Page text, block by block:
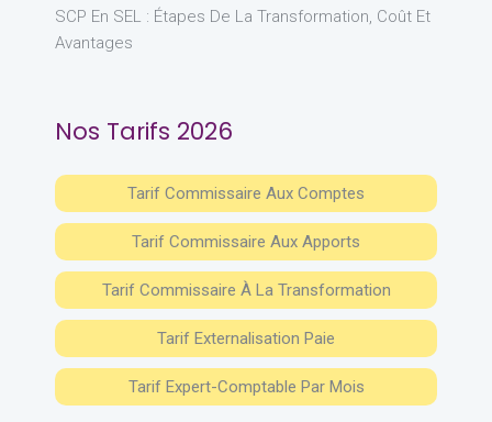
SCP En SEL : Étapes De La Transformation, Coût Et
Avantages
Nos Tarifs 2026
Tarif Commissaire Aux Comptes
Tarif Commissaire Aux Apports
Tarif Commissaire À La Transformation
Tarif Externalisation Paie
Tarif Expert-Comptable Par Mois